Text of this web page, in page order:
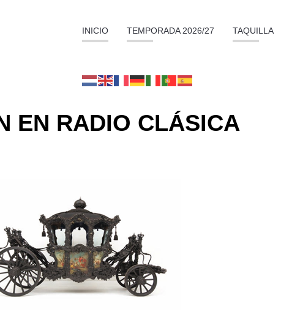
INICIO TEMPORADA 2026/27 TAQUILLA
EN RADIO CLÁSICA